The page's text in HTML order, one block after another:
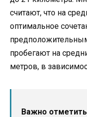
считают, что на
оптимальное
пробегают на
метров, в
Важно